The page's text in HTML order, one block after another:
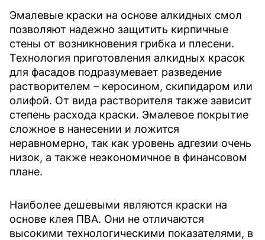
Эмалевые краски на основе алкидных смол
позволяют надежно защитить кирпичные
стены от возникновения грибка и плесени.
Технология приготовления алкидных красок
для фасадов подразумевает разведение
растворителем – керосином, скипидаром или
олифой. От вида растворителя также зависит
степень расхода краски. Эмалевое покрытие
сложное в нанесении и ложится
неравномерно, так как уровень адгезии очень
низок, а также неэкономичное в финансовом
плане.
Наиболее дешевыми являются краски на
основе клея ПВА. Они не отличаются
высокими технологическими показателями, в